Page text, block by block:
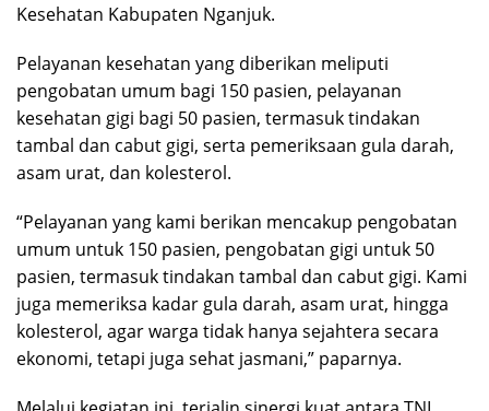
Kesehatan Kabupaten Nganjuk.
Pelayanan kesehatan yang diberikan meliputi
pengobatan umum bagi 150 pasien, pelayanan
kesehatan gigi bagi 50 pasien, termasuk tindakan
tambal dan cabut gigi, serta pemeriksaan gula darah,
asam urat, dan kolesterol.
“Pelayanan yang kami berikan mencakup pengobatan
umum untuk 150 pasien, pengobatan gigi untuk 50
pasien, termasuk tindakan tambal dan cabut gigi. Kami
juga memeriksa kadar gula darah, asam urat, hingga
kolesterol, agar warga tidak hanya sejahtera secara
ekonomi, tetapi juga sehat jasmani,” paparnya.